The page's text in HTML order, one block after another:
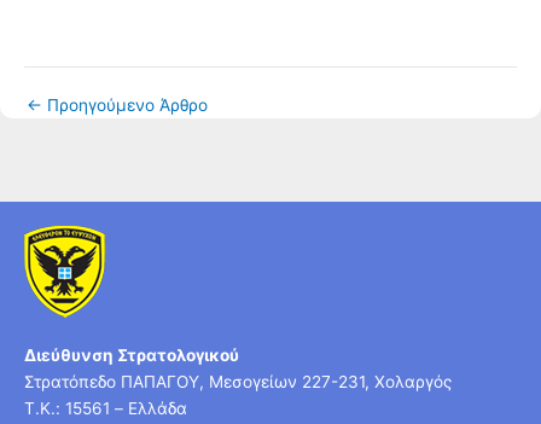
← Προηγούμενο Άρθρο
Διεύθυνση Στρατολογικού
Στρατόπεδο ΠΑΠΑΓΟΥ, Μεσογείων 227-231, Χολαργός
T.K.: 15561 – Ελλάδα